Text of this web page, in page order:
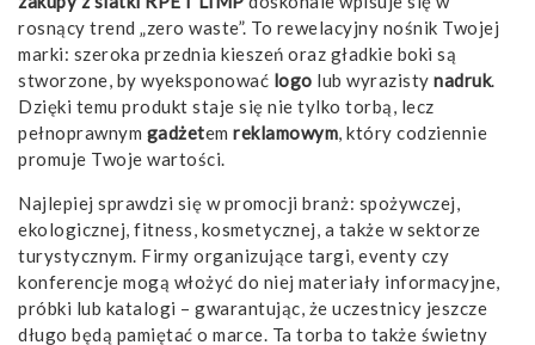
rosnący trend „zero waste”. To rewelacyjny nośnik Twojej
marki: szeroka przednia kieszeń oraz gładkie boki są
stworzone, by wyeksponować logo lub wyrazisty nadruk.
Dzięki temu produkt staje się nie tylko torbą, lecz
pełnoprawnym gadżetem reklamowym, który codziennie
promuje Twoje wartości.
Najlepiej sprawdzi się w promocji branż: spożywczej,
ekologicznej, fitness, kosmetycznej, a także w sektorze
turystycznym. Firmy organizujące targi, eventy czy
konferencje mogą włożyć do niej materiały informacyjne,
próbki lub katalogi – gwarantując, że uczestnicy jeszcze
długo będą pamiętać o marce. Ta torba to także świetny